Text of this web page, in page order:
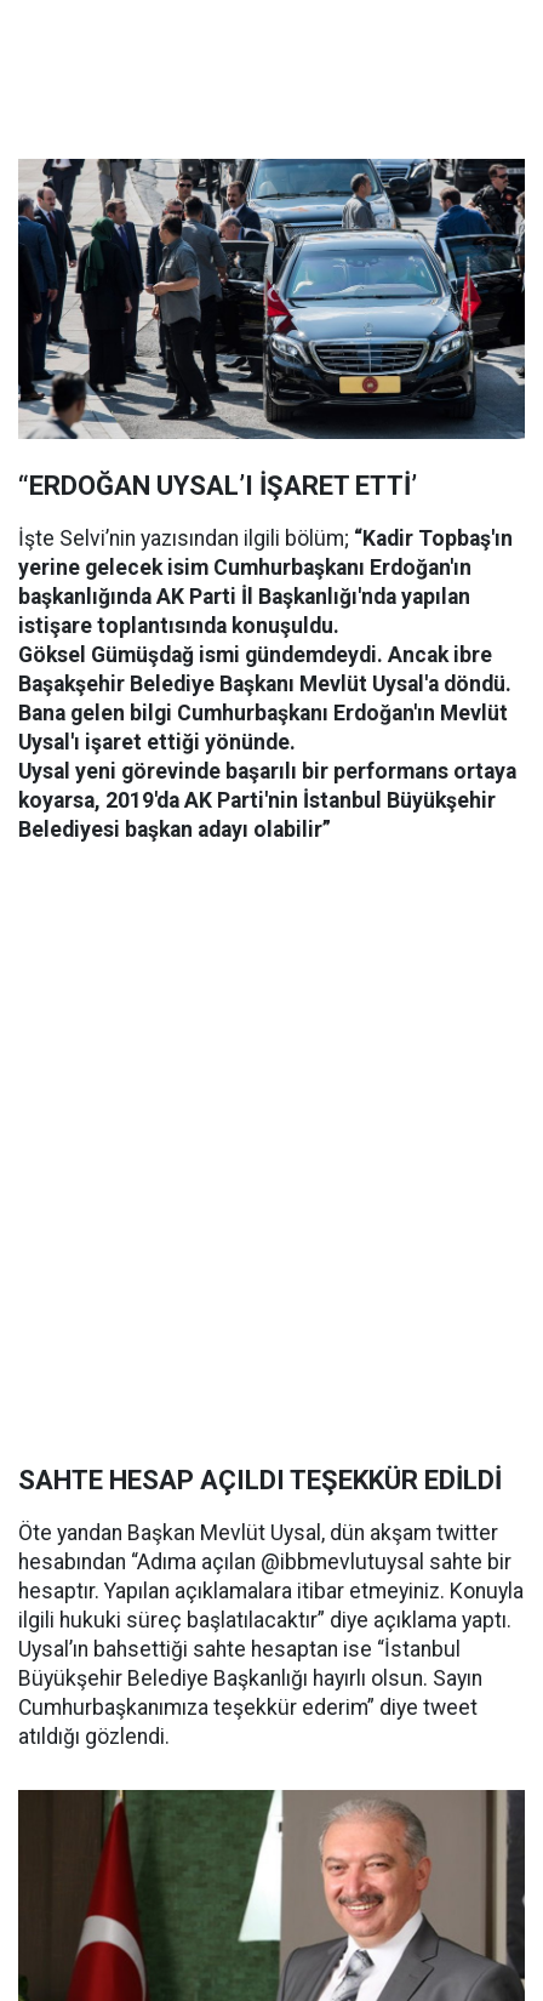
“ERDOĞAN UYSAL’I İŞARET ETTİ’
İşte Selvi’nin yazısından ilgili bölüm; “Kadir Topbaş'ın
yerine gelecek isim Cumhurbaşkanı Erdoğan'ın
başkanlığında AK Parti İl Başkanlığı'nda yapılan
istişare toplantısında konuşuldu.
Göksel Gümüşdağ ismi gündemdeydi. Ancak ibre
Başakşehir Belediye Başkanı Mevlüt Uysal'a döndü.
Bana gelen bilgi Cumhurbaşkanı Erdoğan'ın Mevlüt
Uysal'ı işaret ettiği yönünde.
Uysal yeni görevinde başarılı bir performans ortaya
koyarsa, 2019'da AK Parti'nin İstanbul Büyükşehir
Belediyesi başkan adayı olabilir”
SAHTE HESAP AÇILDI TEŞEKKÜR EDİLDİ
Öte yandan Başkan Mevlüt Uysal, dün akşam twitter
hesabından “Adıma açılan @ibbmevlutuysal sahte bir
hesaptır. Yapılan açıklamalara itibar etmeyiniz. Konuyla
ilgili hukuki süreç başlatılacaktır” diye açıklama yaptı.
Uysal’ın bahsettiği sahte hesaptan ise “İstanbul
Büyükşehir Belediye Başkanlığı hayırlı olsun. Sayın
Cumhurbaşkanımıza teşekkür ederim” diye tweet
atıldığı gözlendi.